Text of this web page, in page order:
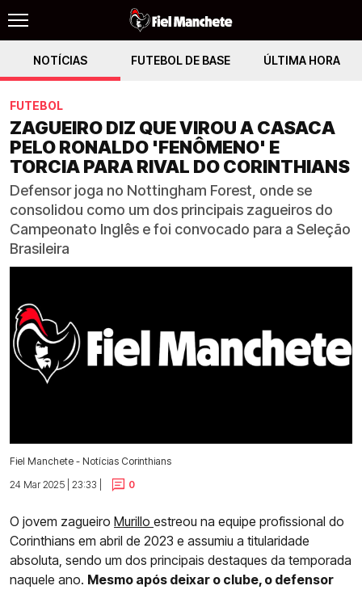
NOTÍCIAS FUTEBOL DE BASE ÚLTIMA HORA
FUTEBOL
ZAGUEIRO DIZ QUE VIROU A CASACA
PELO RONALDO 'FENÔMENO' E
TORCIA PARA RIVAL DO CORINTHIANS
Defensor joga no Nottingham Forest, onde se
consolidou como um dos principais zagueiros do
Campeonato Inglês e foi convocado para a Seleção
Brasileira
Fiel Manchete - Notícias Corinthians
24 Mar 2025 | 23:33 |
0
O jovem zagueiro Murillo estreou na equipe profissional do
Corinthians em abril de 2023 e assumiu a titularidade
absoluta, sendo um dos principais destaques da temporada
naquele ano. Mesmo após deixar o clube, o defensor